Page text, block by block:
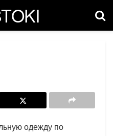
одежду по